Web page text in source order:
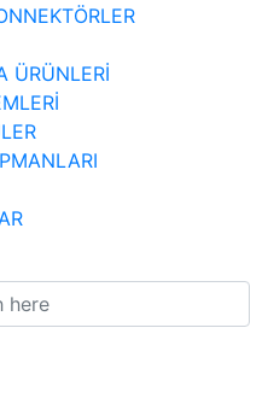
ÜRÜNLERİ